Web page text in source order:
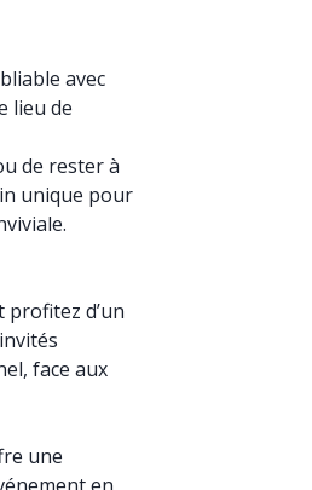
avec
lieu de
de rester à
unique pour
d’un
face aux
une